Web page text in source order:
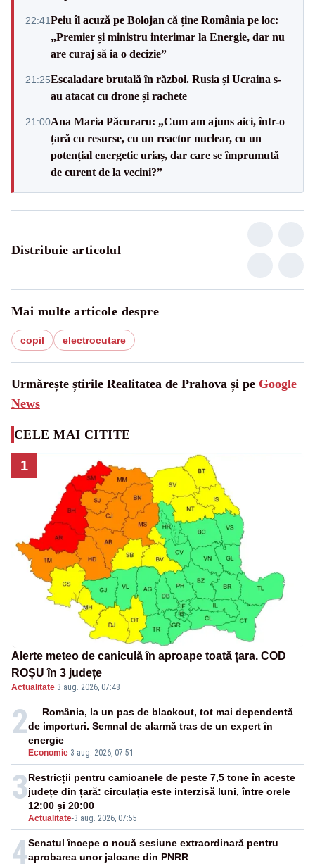
22:41Peiu îl acuză pe Bolojan că ține România pe loc:
„Premier și ministru interimar la Energie, dar nu
are curaj să ia o decizie”
21:25Escaladare brutală în război. Rusia și Ucraina s-
au atacat cu drone și rachete
21:00Ana Maria Păcuraru: „Cum am ajuns aici, într-o
țară cu resurse, cu un reactor nuclear, cu un
potențial energetic uriaș, dar care se împrumută
de curent de la vecini?”
Distribuie articolul
Mai multe articole despre
copil electrocutare
Urmărește știrile Realitatea de Prahova și pe Google
News
CELE MAI CITITE
1
Alerte meteo de caniculă în aproape toată țara. COD
ROȘU în 3 județe
Actualitate·3 aug. 2026, 07:48
2
Economie-3 aug. 2026, 07:51
România, la un pas de blackout, tot mai dependentă
de importuri. Semnal de alarmă tras de un expert în
energie
3
Actualitate-3 aug. 2026, 07:55
Restricții pentru camioanele de peste 7,5 tone în aceste
județe din țară: circulația este interzisă luni, între orele
12:00 și 20:00
4Senatul începe o nouă sesiune extraordinară pentru
aprobarea unor jaloane din PNRR